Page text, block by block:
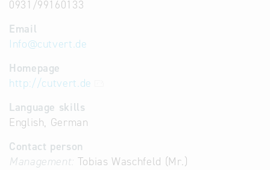
0931/99160133
Email
Info@cutvert.de
Homepage
http://cutvert.de
Language skills
English, German
Contact person
Management: Tobias Waschfeld (Mr.)